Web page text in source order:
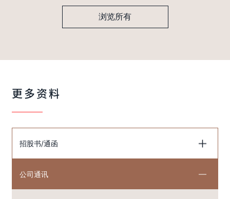
浏览所有
更多资料
招股书/通函
公司通讯